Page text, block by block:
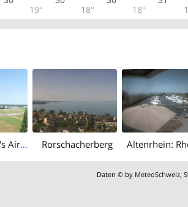
19°
18°
18°
Thal: People's Airport St. Gallen - Altenrhein Rorschacherberg
Daten © by MeteoSchweiz,